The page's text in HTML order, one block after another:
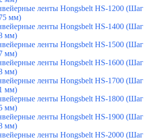
ленты Hongsbelt HS-1200 (Шаг
мм)
ленты Hongsbelt HS-1400 (Шаг
мм)
ленты Hongsbelt HS-1500 (Шаг
мм)
ленты Hongsbelt HS-1600 (Шаг
мм)
ленты Hongsbelt HS-1700 (Шаг
мм)
ленты Hongsbelt HS-1800 (Шаг
мм)
ленты Hongsbelt HS-1900 (Шаг
мм)
ленты Hongsbelt HS-2000 (Шаг